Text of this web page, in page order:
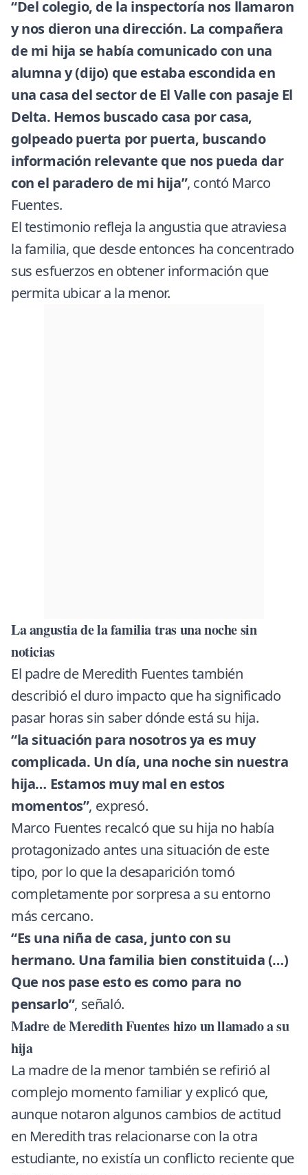
“Del colegio, de la inspectoría nos llamaron
y nos dieron una dirección. La compañera
de mi hija se había comunicado con una
alumna y (dijo) que estaba escondida en
una casa del sector de El Valle con pasaje El
Delta. Hemos buscado casa por casa,
golpeado puerta por puerta, buscando
información relevante que nos pueda dar
con el paradero de mi hija”, contó Marco
Fuentes.
El testimonio refleja la angustia que atraviesa
la familia, que desde entonces ha concentrado
sus esfuerzos en obtener información que
permita ubicar a la menor.
La angustia de la familia tras una noche sin
noticias
El padre de Meredith Fuentes también
describió el duro impacto que ha significado
pasar horas sin saber dónde está su hija.
“la situación para nosotros ya es muy
complicada. Un día, una noche sin nuestra
hija… Estamos muy mal en estos
momentos”, expresó.
Marco Fuentes recalcó que su hija no había
protagonizado antes una situación de este
tipo, por lo que la desaparición tomó
completamente por sorpresa a su entorno
más cercano.
“Es una niña de casa, junto con su
hermano. Una familia bien constituida (…)
Que nos pase esto es como para no
pensarlo”, señaló.
Madre de Meredith Fuentes hizo un llamado a su
hija
La madre de la menor también se refirió al
complejo momento familiar y explicó que,
aunque notaron algunos cambios de actitud
en Meredith tras relacionarse con la otra
estudiante, no existía un conflicto reciente que